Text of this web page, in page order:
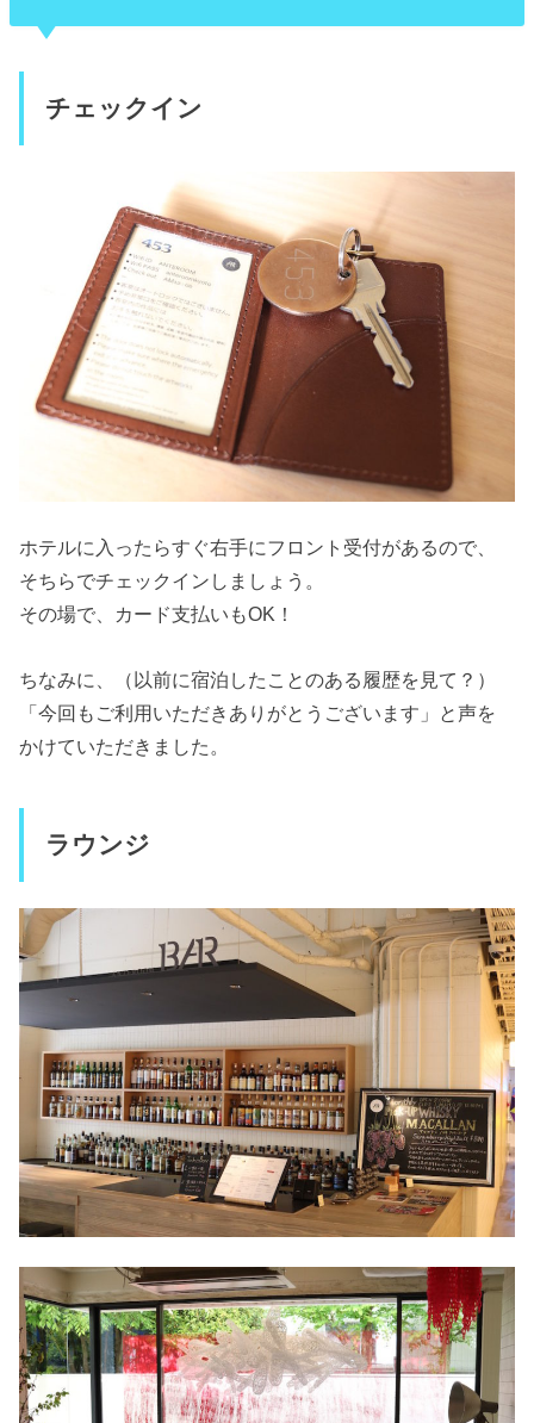
チェックイン
ホテルに入ったらすぐ右手にフロント受付があるので、
そちらでチェックインしましょう。
その場で、カード支払いもOK！
ちなみに、（以前に宿泊したことのある履歴を見て？）
「今回もご利用いただきありがとうございます」と声を
かけていただきました。
ラウンジ